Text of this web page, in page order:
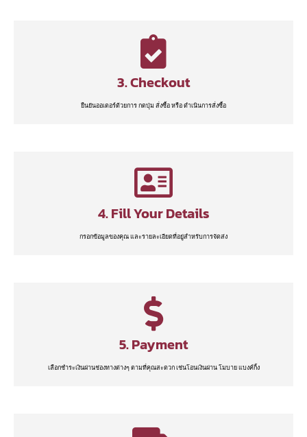
3. Checkout
ยืนยันออเดอร์ด้วยการ กดปุ่ม สั่งซื้อ หรือ ดำเนินการสั่งซื้อ
4. Fill Your Details
กรอกข้อมูลของคุณ และรายละเอียดที่อยู่สำหรับการจัดส่ง
5. Payment
เลือกชำระเงินผ่านช่องทางต่างๆ ตามที่คุณสะดวก เช่นโอนเงินผ่าน โมบาย แบงค์กิ้ง